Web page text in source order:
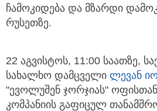
ჩამოკიდება და მზარდი
რუსეთზე.
22 აგვისტოს, 11:00 საათზე,
სახალხო დამცველი ლევან
"ევოლუშენ ჯორჯიას"
კომპანიის გაფიცულ